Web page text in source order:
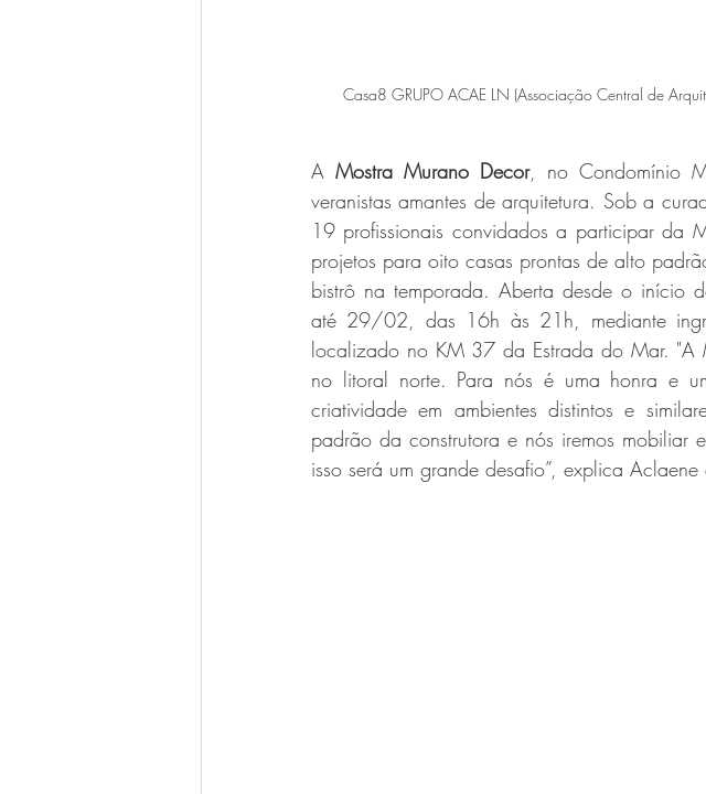
Casa8 GRUPO ACAE LN (Associação Central de
A Mostra Murano Decor, no Condomínio
veranistas amantes de arquitetura. Sob a
19 profissionais convidados a participar da
projetos para oito casas prontas de alto
bistrô na temporada. Aberta desde o início
até 29/02, das 16h às 21h, mediante
localizado no KM 37 da Estrada do Mar. "A
no litoral norte. Para nós é uma honra e
criatividade em ambientes distintos e
padrão da construtora e nós iremos mobiliar
isso será um grande desafio”, explica